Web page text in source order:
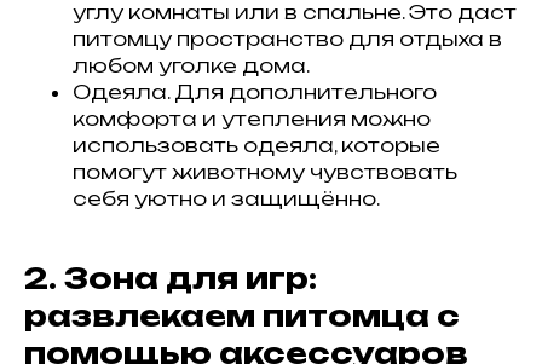
углу комнаты или в спальне. Это даст
питомцу пространство для отдыха в
любом уголке дома.
Одеяла. Для дополнительного
комфорта и утепления можно
использовать одеяла, которые
помогут животному чувствовать
себя уютно и защищённо.
2. Зона для игр:
развлекаем питомца с
помощью аксессуаров